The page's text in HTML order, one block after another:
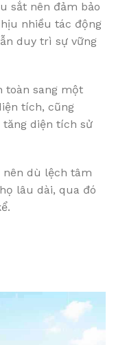
sắt nên đảm bảo
nhiều tác động
duy trì sự vững
toàn sang một
tích, cũng
diện tích sử
nên dù lệch tâm
lâu dài, qua đó